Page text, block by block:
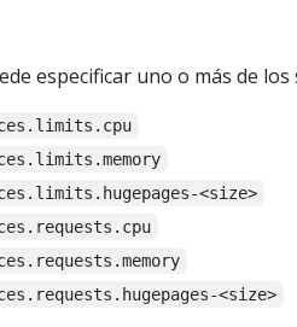
especificar uno o más de los
<size>
<size>